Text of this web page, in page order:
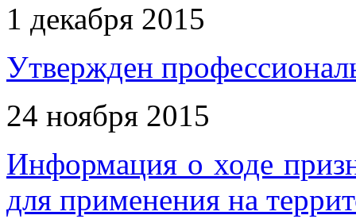
1 декабря 2015
Утвержден
24 ноября 2015
Информация о ходе
для применения на